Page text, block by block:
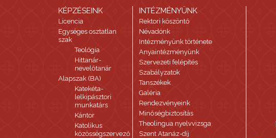
KÉPZÉSEINK
Licencia
Egységes osztatlan
szak
Teológia
Hittanár-
nevelőtanár
Alapszak (BA)
Katekéta-
lelkipásztori
munkatárs
Kántor
Katolikus
közösségszervező
INTÉZMÉNYÜNK
Rektori köszöntő
Névadónk
Intézményünk története
Anyaintézményünk
Szervezeti felépítés
Szabályzatok
Tanszékek
Galéria
Rendezvényeink
Minőségbiztosítás
Theolingua nyelvvizsga
Szent Atanáz-díj